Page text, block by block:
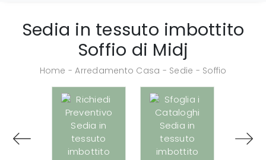
Sedia in tessuto imbottito
Soffio di Midj
Home -Arredamento Casa - Sedie - Soffio